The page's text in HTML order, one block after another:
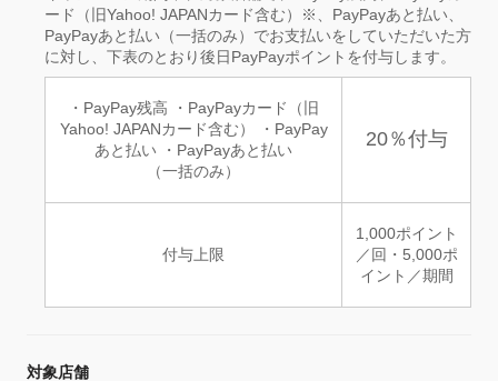
ード（旧Yahoo! JAPANカード含む）※、PayPayあと払い、
PayPayあと払い（一括のみ）でお支払いをしていただいた方
に対し、下表のとおり後日PayPayポイントを付与します。
・PayPay残高 ・PayPayカード（旧
Yahoo! JAPANカード含む） ・PayPay
あと払い ・PayPayあと払い
（一括のみ）
20％付与
付与上限
1,000ポイント
／回・5,000ポ
イント／期間
対象店舗